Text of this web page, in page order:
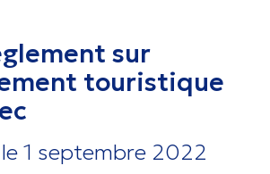
sur
touristique
1 septembre 2022